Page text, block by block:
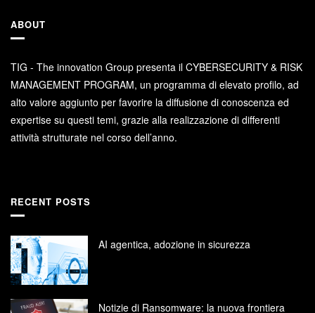
ABOUT
TIG - The innovation Group presenta il CYBERSECURITY & RISK
MANAGEMENT PROGRAM, un programma di elevato profilo, ad
alto valore aggiunto per favorire la diffusione di conoscenza ed
expertise su questi temi, grazie alla realizzazione di differenti
attività strutturate nel corso dell’anno.
RECENT POSTS
AI agentica, adozione in sicurezza
Notizie di Ransomware: la nuova frontiera